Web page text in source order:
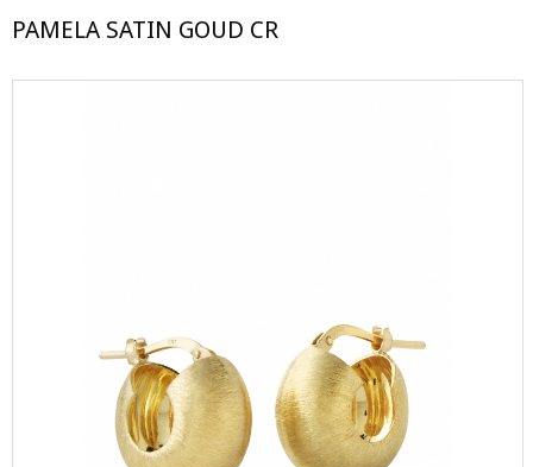
PAMELA SATIN GOUD CR